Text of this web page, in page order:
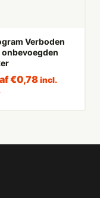
Verboden
€0,78 incl.